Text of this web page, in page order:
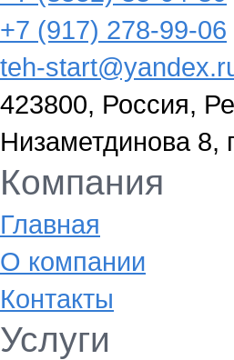
+7 (917) 278-99-06
teh-
423800, Россия,
Низаметдинова 8,
Компания
Главная
О компании
Контакты
Услуги